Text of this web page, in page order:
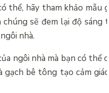
thể, hãy tham khảo mẫu
sẽ đem lại độ sáng
nhà.
ngôi nhà mà bạn có thể
bê tông tạo cảm